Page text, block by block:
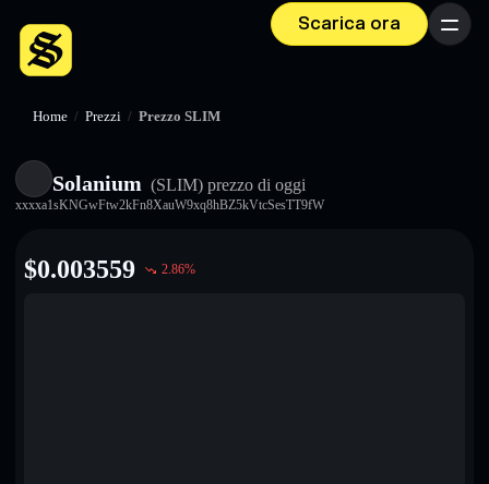
Scarica ora Menu
Home / Prezzi / Prezzo SLIM
Solanium (SLIM) prezzo di oggi
xxxxa1sKNGwFtw2kFn8XauW9xq8hBZ5kVtcSesTT9fW
$0.003559 2.86%